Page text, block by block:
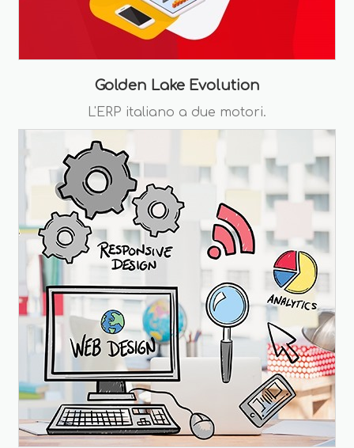
Golden Lake Evolution
L'ERP italiano a due motori.